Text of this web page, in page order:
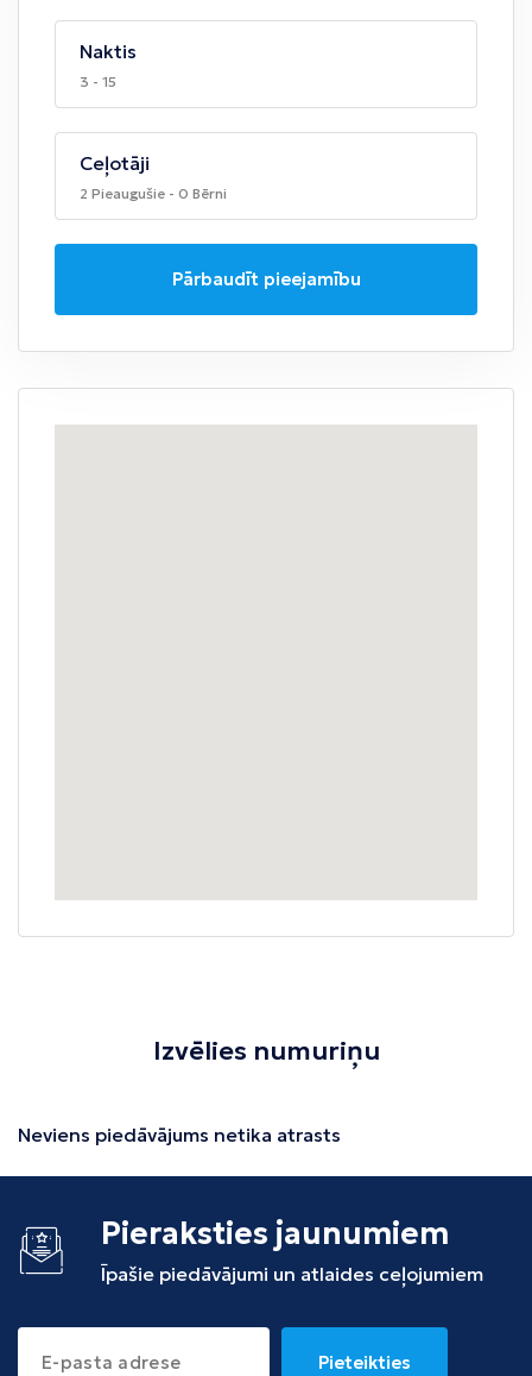
Naktis
3 - 15
Ceļotāji
2 Pieaugušie - 0 Bērni
Pārbaudīt pieejamību
Izvēlies numuriņu
Neviens piedāvājums netika atrasts
Pieraksties jaunumiem
Īpašie piedāvājumi un atlaides ceļojumiem
Pieteikties